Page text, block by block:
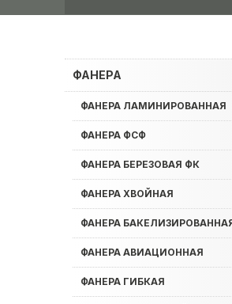
ФАНЕРА
ФАНЕРА ЛАМИНИРОВАННАЯ
ФАНЕРА ФСФ
ФАНЕРА БЕРЕЗОВАЯ ФК
ФАНЕРА ХВОЙНАЯ
ФАНЕРА
ФАНЕРА АВИАЦИОННАЯ
ФАНЕРА ГИБКАЯ